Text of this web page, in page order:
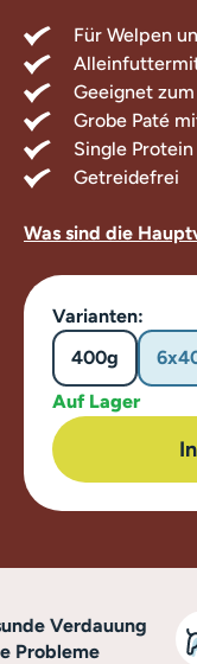
Für Welpen
Geeignet
Grobe Paté
Single Protein
Getreidefrei
Was sind die
Varianten:
400g
Auf Lager
Verdauung